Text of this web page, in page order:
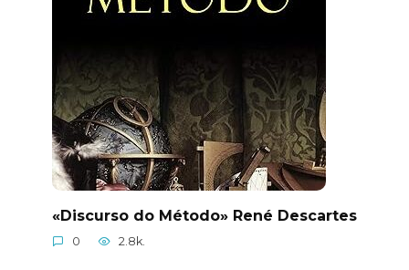
«Discurso do Método» René Descartes
0 2.8k.